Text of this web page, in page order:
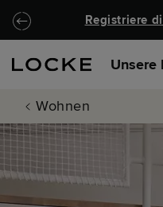
Zu Hauptinhalt springen
Locke.Header.SkipToNav
Registriere
Unsere
Wohnen